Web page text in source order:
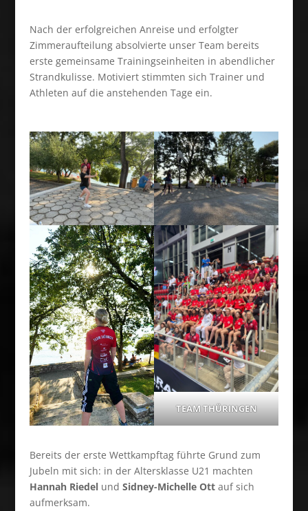
Nach der erfolgreichen Anreise und erfolgter
Zimmeraufteilung absolvierte unser Team bereits
erste gemeinsame Trainingseinheiten in abendlicher
Strandkulisse. Motiviert stimmten sich Trainer und
Athleten auf die anstehenden Tage ein.
TEAM THÜRINGEN
Bereits der erste Wettkampftag führte Grund zum
Jubeln mit sich: in der Altersklasse U21 machten
Hannah Riedelund Sidney-Michelle Ott auf sich
aufmerksam.